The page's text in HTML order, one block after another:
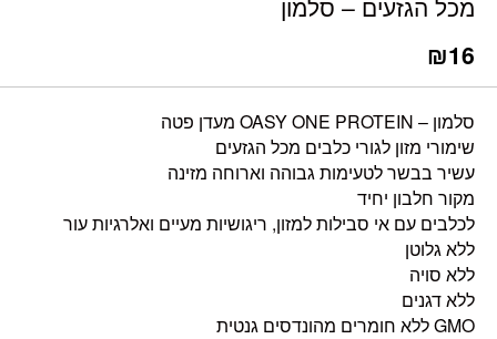
₪16
סלמון – OASY ONE PROTEIN מעדן פטה
שימורי מזון לגורי כלבים מכל הגזעים
עשיר בבשר לטעימות גבוהה וארוחה מזינה
מקור חלבון יחיד
לכלבים עם אי סבילות למזון, ריגושיות מעיים ואלרגיות עור
ללא גלוטן
ללא סויה
ללא דגנים
GMO ללא חומרים מהונדסים גנטית